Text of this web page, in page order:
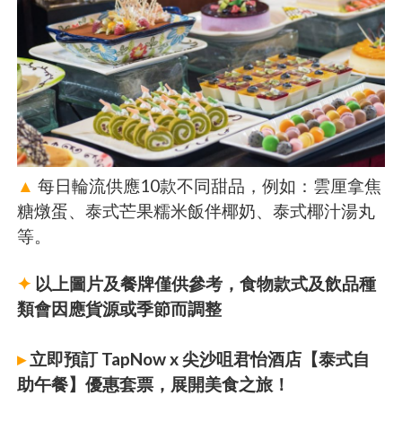
▲ 每日輪流供應10款不同甜品，例如：雲厘拿焦
糖燉蛋、泰式芒果糯米飯伴椰奶、泰式椰汁湯丸
等。
✦ 以上圖片及餐牌僅供參考，食物款式及飲品種
類會因應貨源或季節而調整
▸立即預訂 TapNow x 尖沙咀君怡酒店【泰式自
助午餐】優惠套票，展開美食之旅！